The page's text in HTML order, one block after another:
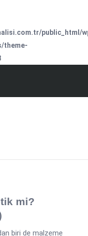
public_html/
theme-
mi?
biri de malzeme